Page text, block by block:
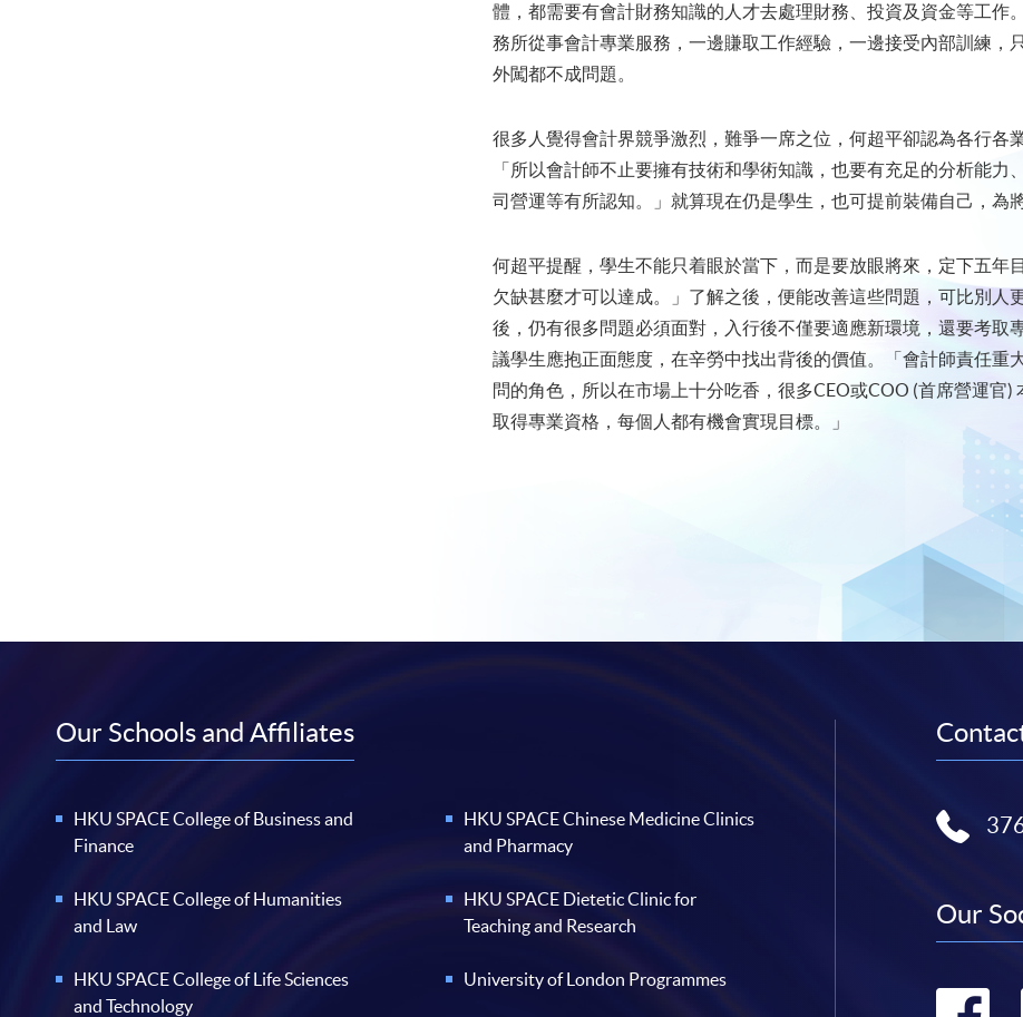
體，都需要有會計財務知識的人才去處理財務、投資及資金等工作
務所從事會計專業服務，一邊賺取工作經驗，一邊接受內部訓練，
外闖都不成問題。
很多人覺得會計界競爭激烈，難爭一席之位，何超平卻認為各行各
「所以會計師不止要擁有技術和學術知識，也要有充足的分析能力
司營運等有所認知。」就算現在仍是學生，也可提前裝備自己，為
何超平提醒，學生不能只着眼於當下，而是要放眼將來，定下五年
欠缺甚麼才可以達成。」了解之後，便能改善這些問題，可比別人
後，仍有很多問題必須面對，入行後不僅要適應新環境，還要考取
議學生應抱正面態度，在辛勞中找出背後的價值。「會計師責任重
問的角色，所以在市場上十分吃香，很多CEO或COO (首席營運官)
取得專業資格，每個人都有機會實現目標。」
Our Schools and Affiliates
HKU SPACE College of Business and
Finance
HKU SPACE College of Humanities
and Law
HKU SPACE College of Life Sciences
and Technology
HKU SPACE Chinese Medicine Clinics
and Pharmacy
HKU SPACE Dietetic Clinic for
Teaching and Research
University of London Programmes
Our